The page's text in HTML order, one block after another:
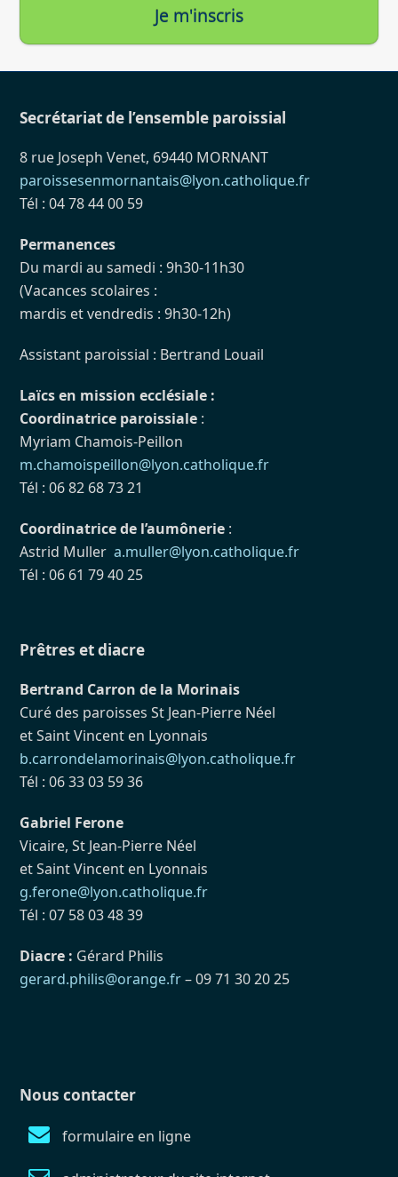
Je m'inscris
Secrétariat de l’ensemble paroissial
8 rue Joseph Venet, 69440 MORNANT
paroissesenmornantais@lyon.catholique.fr
Tél : 04 78 44 00 59
Permanences
Du mardi au samedi : 9h30-11h30
(Vacances scolaires :
mardis et vendredis : 9h30-12h)
Assistant paroissial : Bertrand Louail
Laïcs en mission ecclésiale :
Coordinatrice paroissiale :
Myriam Chamois-Peillon
m.chamoispeillon@lyon.catholique.fr
Tél : 06 82 68 73 21
Coordinatrice de l’aumônerie :
Astrid Mullera.muller@lyon.catholique.fr
Tél : 06 61 79 40 25
Prêtres et diacre
Bertrand Carron de la Morinais
Curé des paroisses St Jean-Pierre Néel
et Saint Vincent en Lyonnais
b.carrondelamorinais@lyon.catholique.fr
Tél : 06 33 03 59 36
Gabriel Ferone
Vicaire, St Jean-Pierre Néel
et Saint Vincent en Lyonnais
g.ferone@lyon.catholique.fr
Tél : 07 58 03 48 39
Diacre : Gérard Philis
gerard.philis@orange.fr– 09 71 30 20 25
Nous contacter
formulaire en ligne